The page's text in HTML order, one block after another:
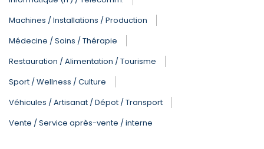
Machines / Installations / Production
Médecine / Soins / Thérapie
Restauration / Alimentation / Tourisme
Sport / Wellness / Culture
Véhicules / Artisanat / Dépot / Transport
Vente / Service après-vente / interne